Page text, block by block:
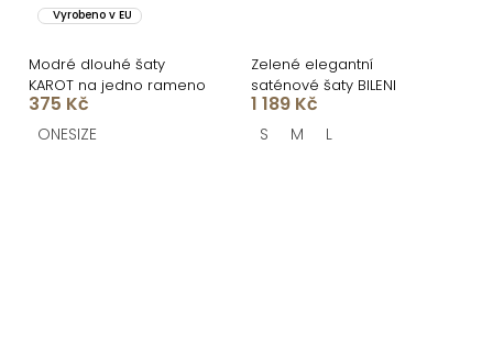
Vyrobeno v EU
Modré dlouhé šaty
KAROT na jedno rameno
375 Kč
ONESIZE
Zelené elegantní
saténové šaty BILENI
1 189 Kč
S M L